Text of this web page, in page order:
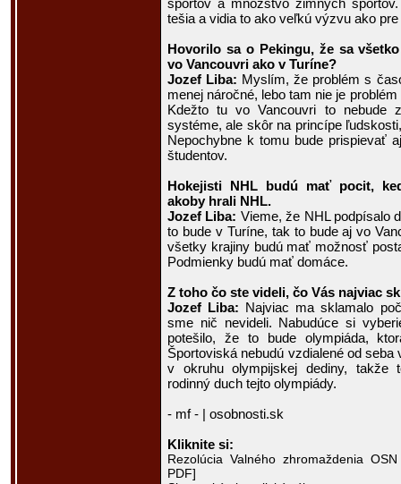
športov a množstvo zimných
tešia a vidia to ako veľkú výzvu ako
Hovorilo sa o Pekingu, že sa
vo Vancouvri ako v Turíne?
Jozef Liba: Myslím, že problém s
menej náročné, lebo tam nie je
Kdežto tu vo Vancouvri to nebude
systéme, ale skôr na princípe
Nepochybne k tomu bude prispievať
študentov.
Hokejisti NHL budú mať pocit,
akoby hrali NHL.
Jozef Liba: Vieme, že NHL podpísalo
to bude v Turíne, tak to bude aj vo
všetky krajiny budú mať možnosť
Podmienky budú mať domáce.
Z toho čo ste videli, čo Vás najviac
Jozef Liba: Najviac ma sklamalo
sme nič nevideli. Nabudúce si
potešilo, že to bude olympiáda,
Športoviská nebudú vzdialené od
v okruhu olympijskej dediny, takže
rodinný duch tejto olympiády.
- mf - | osobnosti.sk
Kliknite si:
Rezolúcia Valného zhromaždenia
PDF]